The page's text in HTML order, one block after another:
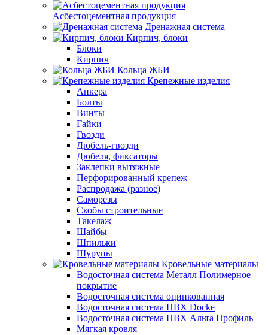
Асбестоцементная продукция
Дренажная система
Кирпич, блоки
Блоки
Кирпич
Кольца ЖБИ
Крепежные изделия
Анкера
Болты
Винты
Гайки
Гвозди
Дюбель-гвозди
Дюбеля, фиксаторы
Заклепки вытяжные
Перфорированный крепеж
Распродажа (разное)
Саморезы
Скобы строительные
Такелаж
Шайбы
Шпильки
Шурупы
Кровельные материалы
Водосточная система Металл Полимерное
покрытие
Водосточная система оцинкованная
Водосточная система ПВХ Docke
Водосточная система ПВХ Альта Профиль
Мягкая кровля